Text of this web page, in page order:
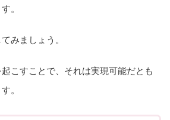
。
みましょう。
こすことで、それは実現可能だとも
。